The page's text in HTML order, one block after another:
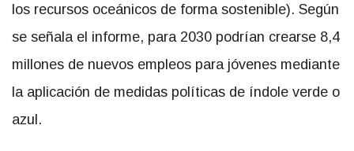
los recursos oceánicos de forma sostenible). Según
se señala el informe, para 2030 podrían crearse 8,4
millones de nuevos empleos para jóvenes mediante
la aplicación de medidas políticas de índole verde o
azul.